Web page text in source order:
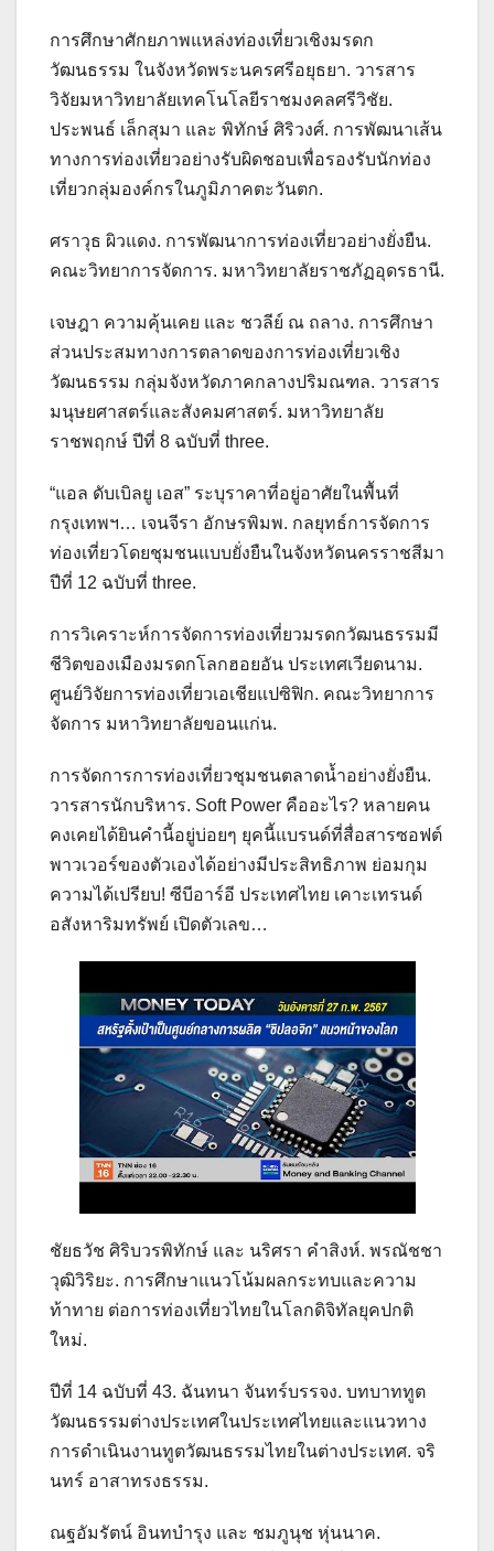
การศึกษาศักยภาพแหล่งท่องเที่ยวเชิงมรดก
วัฒนธรรม ในจังหวัดพระนครศรีอยุธยา. วารสาร
วิจัยมหาวิทยาลัยเทคโนโลยีราชมงคลศรีวิชัย.
ประพนธ์ เล็กสุมา และ พิทักษ์ ศิริวงศ์. การพัฒนาเส้น
ทางการท่องเที่ยวอย่างรับผิดชอบเพื่อรองรับนักท่อง
เที่ยวกลุ่มองค์กรในภูมิภาคตะวันตก.
ศราวุธ ผิวแดง. การพัฒนาการท่องเที่ยวอย่างยั่งยืน.
คณะวิทยาการจัดการ. มหาวิทยาลัยราชภัฏอุดรธานี.
เจษฎา ความคุ้นเคย และ ชวลีย์ ณ ถลาง. การศึกษา
ส่วนประสมทางการตลาดของการท่องเที่ยวเชิง
วัฒนธรรม กลุ่มจังหวัดภาคกลางปริมณฑล. วารสาร
มนุษยศาสตร์และสังคมศาสตร์. มหาวิทยาลัย
ราชพฤกษ์ ปีที่ 8 ฉบับที่ three.
“แอล ดับเบิลยู เอส” ระบุราคาที่อยู่อาศัยในพื้นที่
กรุงเทพฯ… เจนจีรา อักษรพิมพ. กลยุทธ์การจัดการ
ท่องเที่ยวโดยชุมชนแบบยั่งยืนในจังหวัดนครราชสีมา
ปีที่ 12 ฉบับที่ three.
การวิเคราะห์การจัดการท่องเที่ยวมรดกวัฒนธรรมมี
ชีวิตของเมืองมรดกโลกฮอยอัน ประเทศเวียดนาม.
ศูนย์วิจัยการท่องเที่ยวเอเชียแปซิฟิก. คณะวิทยาการ
จัดการ มหาวิทยาลัยขอนแก่น.
การจัดการการท่องเที่ยวชุมชนตลาดน้ำอย่างยั่งยืน.
วารสารนักบริหาร. Soft Power คืออะไร? หลายคน
คงเคยได้ยินคำนี้อยู่บ่อยๆ ยุคนี้แบรนด์ที่สื่อสารซอฟต์
พาวเวอร์ของตัวเองได้อย่างมีประสิทธิภาพ ย่อมกุม
ความได้เปรียบ! ซีบีอาร์อี ประเทศไทย เคาะเทรนด์
อสังหาริมทรัพย์ เปิดตัวเลข…
ชัยธวัช ศิริบวรพิทักษ์ และ นริศรา คำสิงห์. พรณัชชา
วุฒิวิริยะ. การศึกษาแนวโน้มผลกระทบและความ
ท้าทาย ต่อการท่องเที่ยวไทยในโลกดิจิทัลยุคปกติ
ใหม่.
ปีที่ 14 ฉบับที่ 43. ฉันทนา จันทร์บรรจง. บทบาททูต
วัฒนธรรมต่างประเทศในประเทศไทยและแนวทาง
การดำเนินงานทูตวัฒนธรรมไทยในต่างประเทศ. จริ
นทร์ อาสาทรงธรรม.
ณฐอัมรัตน์ อินทบำรุง และ ชมภูนุช หุ่นนาค.